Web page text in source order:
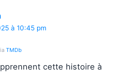
à 10:45 pm
TMDb
cette histoire à